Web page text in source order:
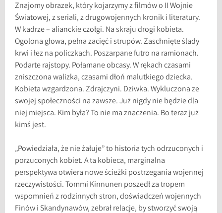
Znajomy obrazek, który kojarzymy z filmów o II Wojnie
Światowej, z seriali, z drugowojennych kronik i literatury.
W kadrze – alianckie czołgi. Na skraju drogi kobieta.
Ogolona głowa, pełna zacięć i strupów. Zaschnięte ślady
krwi i łez na policzkach. Poszarpane futro na ramionach.
Podarte rajstopy. Połamane obcasy. W rękach czasami
zniszczona walizka, czasami dłoń malutkiego dziecka.
Kobieta wzgardzona. Zdrajczyni. Dziwka. Wykluczona ze
swojej społeczności na zawsze. Już nigdy nie będzie dla
niej miejsca. Kim była? To nie ma znaczenia. Bo teraz już
kimś jest.
„Powiedziała, że nie żałuje” to historia tych odrzuconych i
porzuconych kobiet. A ta kobieca, marginalna
perspektywa otwiera nowe ścieżki postrzegania wojennej
rzeczywistości. Tommi Kinnunen poszedł za tropem
wspomnień z rodzinnych stron, doświadczeń wojennych
Finów i Skandynawów, zebrał relacje, by stworzyć swoją